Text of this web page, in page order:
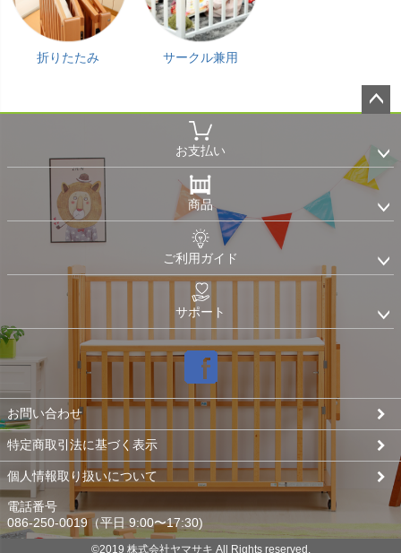
折りたたみ サークル兼用
ップ
へ
お支払い
商品
ご利用ガイド
サポート
お問い合わせ
特定商取引法に基づく表示
個人情報取り扱いについて
電話番号
086-250-0019（平日 9:00〜17:30)
©2019 株式会社ヤマサキ All Rights reserved.